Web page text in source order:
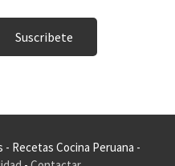
- Recetas Cocina Peruana -